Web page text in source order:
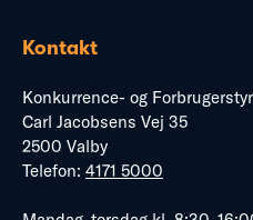
Kontakt
Konkurrence- og
Carl Jacobsens Vej 35
2500 Valby
Telefon: 4171 5000